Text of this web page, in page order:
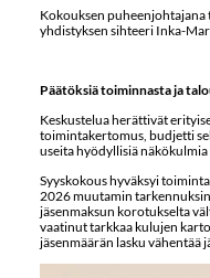
Kokouksen
yhdistyksen sihteeri Inka-
Päätöksiä toiminnasta ja
Keskustelua herättivät
toimintakertomus, budjetti
useita hyödyllisiä
Syyskokous hyväksyi
2026 muutamin
jäsenmaksun korotukselta
vaatinut tarkkaa kulujen
jäsenmäärän lasku vähentää